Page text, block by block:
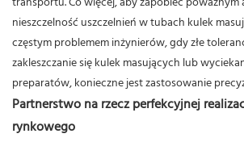
nieszczelność uszczelnień w tubach kulek
częstym problemem inżynierów, gdy złe
zakleszczanie się kulek masujących lub
preparatów, konieczne jest zastosowanie
Partnerstwo na rzecz perfekcyjnej
rynkowego